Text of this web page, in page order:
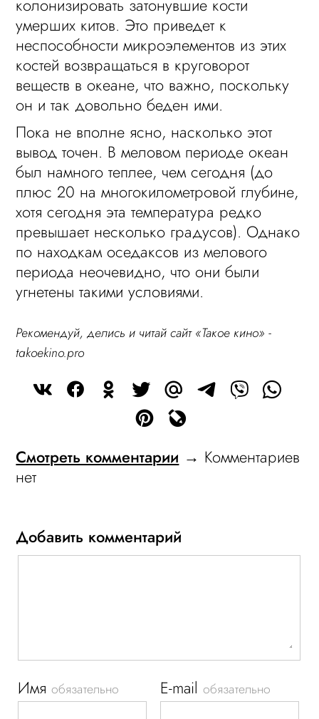
колонизировать затонувшие кости
умерших китов. Это приведет к
неспособности микроэлементов из этих
костей возвращаться в круговорот
веществ в океане, что важно, поскольку
он и так довольно беден ими.
Пока не вполне ясно, насколько этот
вывод точен. В меловом периоде океан
был намного теплее, чем сегодня (до
плюс 20 на многокилометровой глубине,
хотя сегодня эта температура редко
превышает несколько градусов). Однако
по находкам оседаксов из мелового
периода неочевидно, что они были
угнетены такими условиями.
Рекомендуй, делись и читай сайт «Такое кино» -
takoekino.pro
Смотреть комментарии → Комментариев
нет
Добавить комментарий
Имяобязательно E-mailобязательно